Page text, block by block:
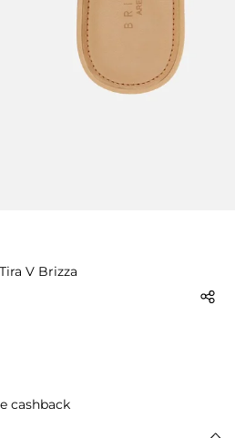
V Brizza
cashback